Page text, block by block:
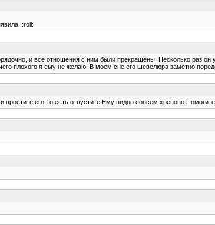
:roll:
и все отношения с ним были прекращены. Несколько раз
плохого я ему не желаю. В моем сне его шевелюра заметно
его.То есть отпустите.Ему видно совсем